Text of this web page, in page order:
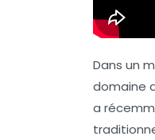
Dans un
domaine
a